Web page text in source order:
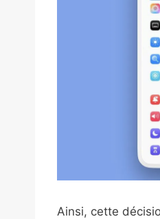
Ainsi, cette